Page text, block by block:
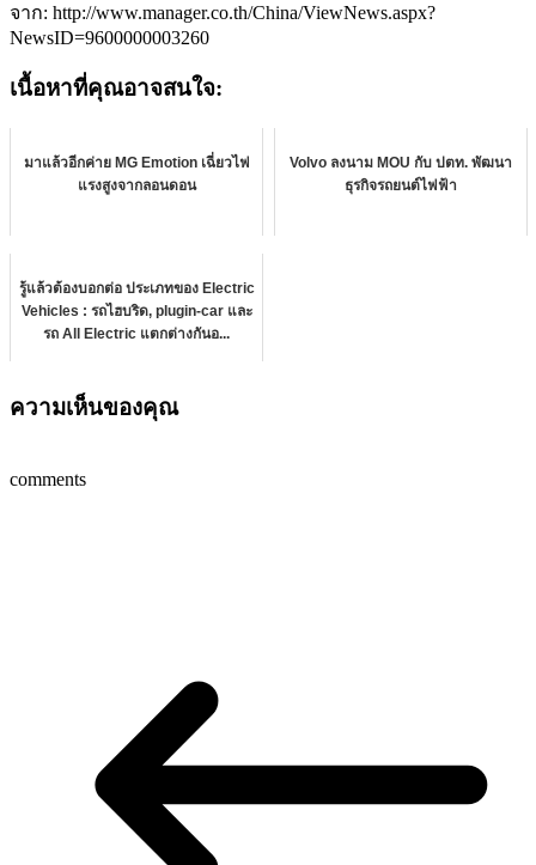
จาก: http://www.manager.co.th/China/ViewNews.aspx?
NewsID=9600000003260
เนื้อหาที่คุณอาจสนใจ:
มาแล้วอีกค่าย MG Emotion เฉี่ยวไฟ
แรงสูงจากลอนดอน
Volvo ลงนาม MOU กับ ปตท. พัฒนา
ธุรกิจรถยนต์ไฟฟ้า
รู้แล้วต้องบอกต่อ ประเภทของ Electric
Vehicles : รถไฮบริด, plugin-car และ
รถ All Electric แตกต่างกันอ...
ความเห็นของคุณ
comments